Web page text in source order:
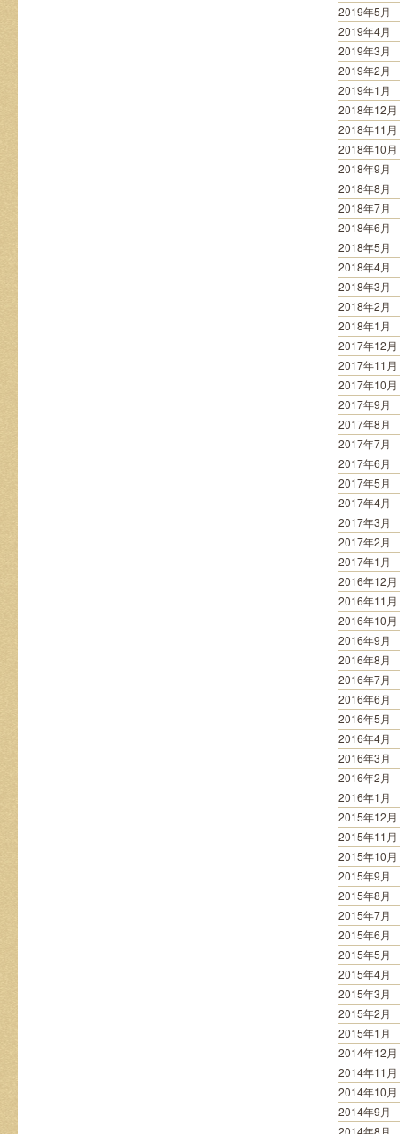
2019年5月
2019年4月
2019年3月
2019年2月
2019年1月
2018年12月
2018年11月
2018年10月
2018年9月
2018年8月
2018年7月
2018年6月
2018年5月
2018年4月
2018年3月
2018年2月
2018年1月
2017年12月
2017年11月
2017年10月
2017年9月
2017年8月
2017年7月
2017年6月
2017年5月
2017年4月
2017年3月
2017年2月
2017年1月
2016年12月
2016年11月
2016年10月
2016年9月
2016年8月
2016年7月
2016年6月
2016年5月
2016年4月
2016年3月
2016年2月
2016年1月
2015年12月
2015年11月
2015年10月
2015年9月
2015年8月
2015年7月
2015年6月
2015年5月
2015年4月
2015年3月
2015年2月
2015年1月
2014年12月
2014年11月
2014年10月
2014年9月
2014年8月